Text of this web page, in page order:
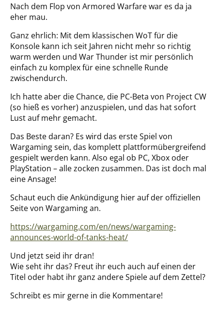
Nach dem Flop von Armored Warfare war es da ja
eher mau.
Ganz ehrlich: Mit dem klassischen WoT für die
Konsole kann ich seit Jahren nicht mehr so richtig
warm werden und War Thunder ist mir persönlich
einfach zu komplex für eine schnelle Runde
zwischendurch.
Ich hatte aber die Chance, die PC-Beta von Project CW
(so hieß es vorher) anzuspielen, und das hat sofort
Lust auf mehr gemacht.
Das Beste daran? Es wird das erste Spiel von
Wargaming sein, das komplett plattformübergreifend
gespielt werden kann. Also egal ob PC, Xbox oder
PlayStation – alle zocken zusammen. Das ist doch mal
eine Ansage!
Schaut euch die Ankündigung hier auf der offiziellen
Seite von Wargaming an.
https://wargaming.com/en/news/wargaming-
announces-world-of-tanks-heat/
Und jetzt seid ihr dran!
Wie seht ihr das? Freut ihr euch auch auf einen der
Titel oder habt ihr ganz andere Spiele auf dem Zettel?
Schreibt es mir gerne in die Kommentare!